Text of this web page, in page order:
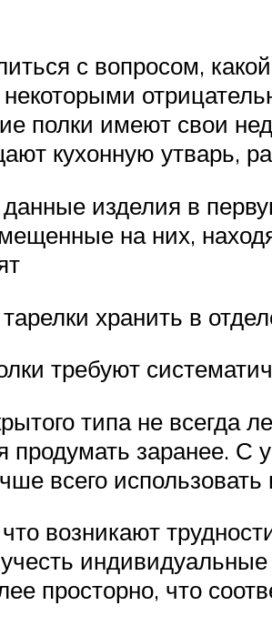
с вопросом,
полки имеют свои
кухонную утварь,
изделия в
на них,
хранить в
требуют
типа не всегда
продумать заранее. С
всего
что возникают
просторно, что